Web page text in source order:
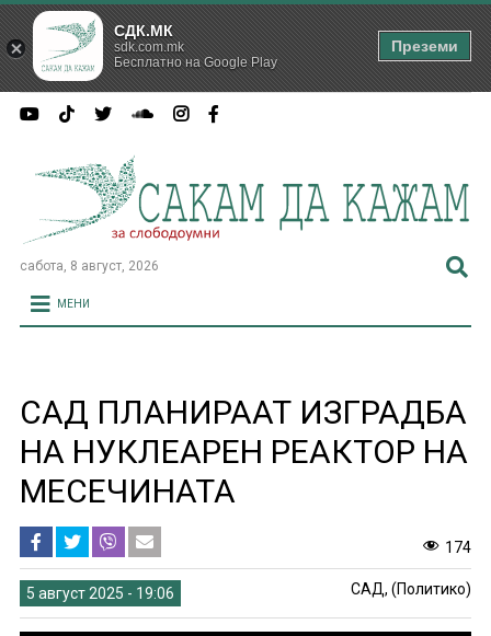
сабота, 8 август, 2026
МЕНИ
САД ПЛАНИРААТ ИЗГРАДБА
НА НУКЛЕАРЕН РЕАКТОР НА
МЕСЕЧИНАТА
174
5 август 2025 - 19:06 САД, (Политико)
СДК.МК
sdk.com.mk
Бесплатно на Google Play
Преземи